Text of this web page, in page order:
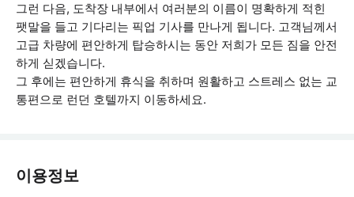
그런 다음, 도착장 내부에서 여러분의 이름이 명확하게 적힌
팻말을 들고 기다리는 픽업 기사를 만나게 됩니다. 고객님께서
고급 차량에 편안하게 탑승하시는 동안 저희가 모든 짐을 안전
하게 싣겠습니다.
그 후에는 편안하게 휴식을 취하며 원활하고 스트레스 없는 교
통편으로 런던 호텔까지 이동하세요.
이용정보